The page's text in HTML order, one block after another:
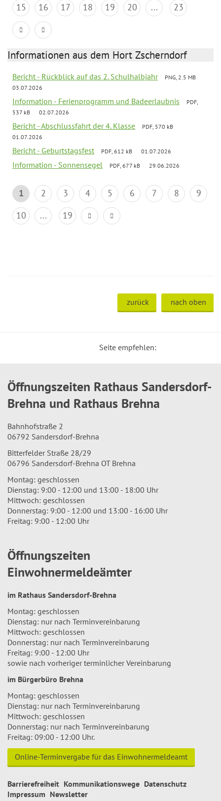
15
16 17 18 19 20 ... 23
Informationen aus dem Hort Zscherndorf
Bericht - Rückblick auf das 2. Schulhalbjahr
PNG, 2.5 MB
03.07.2026
Information - Ferienprogramm und Badeerlaubnis
PDF,
537 kB
02.07.2026
Bericht - Abschlussfahrt der 4. Klasse
PDF, 570 kB
01.07.2026
Bericht - Geburtstagsfest PDF, 612 kB 01.07.2026
Information - Sonnensegel PDF, 677 kB 29.06.2026
1 2 3 4 5 6 7 8
9
10
... 19
zurück nach oben
Seite empfehlen:
Öffnungszeiten Rathaus Sandersdorf-
Brehna und Rathaus Brehna
Bahnhofstraße 2
06792 Sandersdorf-Brehna
Bitterfelder Straße 28/29
06796 Sandersdorf-Brehna OT Brehna
Montag: geschlossen
Dienstag: 9:00 - 12:00 und 13:00 - 18:00 Uhr
Mittwoch: geschlossen
Donnerstag: 9:00 - 12:00 und 13:00 - 16:00 Uhr
Freitag: 9:00 - 12:00 Uhr
Öffnungszeiten
Einwohnermeldeämter
im Rathaus Sandersdorf-Brehna
Montag: geschlossen
Dienstag: nur nach Terminvereinbarung
Mittwoch: geschlossen
Donnerstag: nur nach Terminvereinbarung
Freitag: 9:00 - 12:00 Uhr
sowie nach vorheriger terminlicher Vereinbarung
im Bürgerbüro Brehna
Montag: geschlossen
Dienstag: nur nach Terminvereinbarung
Mittwoch: geschlossen
Donnerstag: nur nach Terminvereinbarung
Freitag: 09:00 - 12:00 Uhr.
Online-Terminvergabe für das Einwohnermeldeamt
Barrierefreiheit Kommunikationswege Datenschutz
Impressum Newsletter